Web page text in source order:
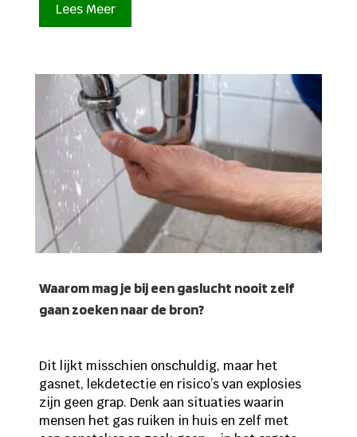
Lees Meer
Waarom mag je bij een gaslucht nooit zelf
gaan zoeken naar de bron?
Dit lijkt misschien onschuldig, maar het
gasnet, lekdetectie en risico’s van explosies
zijn geen grap. Denk aan situaties waarin
mensen het gas ruiken in huis en zelf met